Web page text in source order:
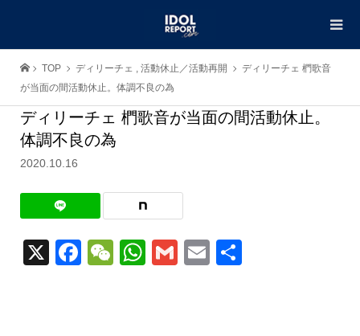
TOP ディリーチェ , 活動休止／活動再開
ディリーチェ 椚歌音
が当面の間活動休止。体調不良の為
ディリーチェ 椚歌音が当面の間活動休止。
体調不良の為
2020.10.16
X Facebook
WeChat
WhatsApp
GmailEmail